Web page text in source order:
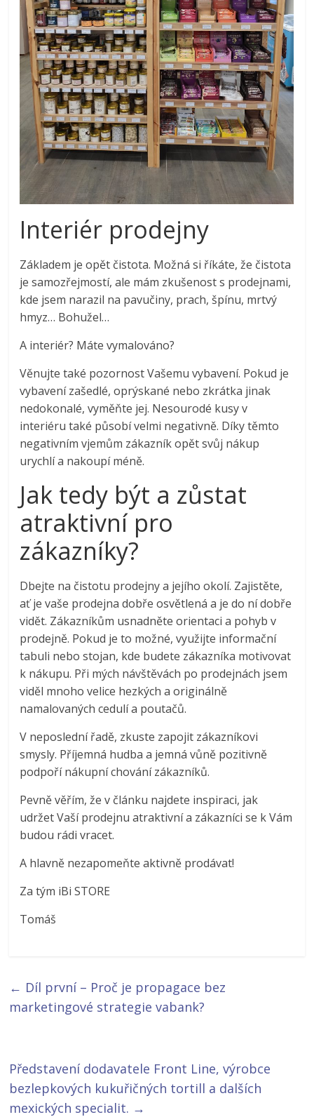
Interiér prodejny
Základem je opět čistota. Možná si říkáte, že čistota
je samozřejmostí, ale mám zkušenost s prodejnami,
kde jsem narazil na pavučiny, prach, špínu, mrtvý
hmyz… Bohužel…
A interiér? Máte vymalováno?
Věnujte také pozornost Vašemu vybavení. Pokud je
vybavení zašedlé, oprýskané nebo zkrátka jinak
nedokonalé, vyměňte jej. Nesourodé kusy v
interiéru také působí velmi negativně. Díky těmto
negativním vjemům zákazník opět svůj nákup
urychlí a nakoupí méně.
Jak tedy být a zůstat
atraktivní pro
zákazníky?
Dbejte na čistotu prodejny a jejího okolí. Zajistěte,
ať je vaše prodejna dobře osvětlená a je do ní dobře
vidět. Zákazníkům usnadněte orientaci a pohyb v
prodejně. Pokud je to možné, využijte informační
tabuli nebo stojan, kde budete zákazníka motivovat
k nákupu. Při mých návštěvách po prodejnách jsem
viděl mnoho velice hezkých a originálně
namalovaných cedulí a poutačů.
V neposlední řadě, zkuste zapojit zákazníkovi
smysly. Příjemná hudba a jemná vůně pozitivně
podpoří nákupní chování zákazníků.
Pevně věřím, že v článku najdete inspiraci, jak
udržet Vaší prodejnu atraktivní a zákazníci se k Vám
budou rádi vracet.
A hlavně nezapomeňte aktivně prodávat!
Za tým iBi STORE
Tomáš
← Díl první – Proč je propagace bez
marketingové strategie vabank?
Představení dodavatele Front Line, výrobce
bezlepkových kukuřičných tortill a dalších
mexických specialit. →